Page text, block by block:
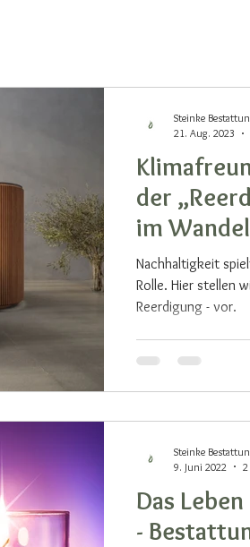
der
im
Nachhaltigkeit
Rolle. Hier stellen
Reerdigung - vor.
Steinke
21. Aug. 2023
Das
-
Steinke
9. Juni 2022